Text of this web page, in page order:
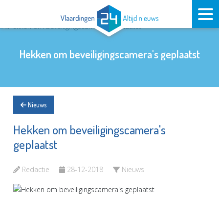
Hekken om beveiligingscamera's geplaatst
Nieuws
Hekken om beveiligingscamera's
geplaatst
Redactie 28-12-2018 Nieuws